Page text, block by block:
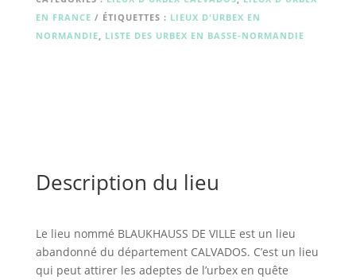
EN FRANCE
ÉTIQUETTES : LIEUX D'URBEX EN
NORMANDIE, LISTE DES URBEX EN BASSE-NORMANDIE
Description du lieu
Le lieu nommé BLAUKHAUSS DE VILLE est un lieu
abandonné du département CALVADOS. C’est un lieu
qui peut attirer les adeptes de l’urbex en quête